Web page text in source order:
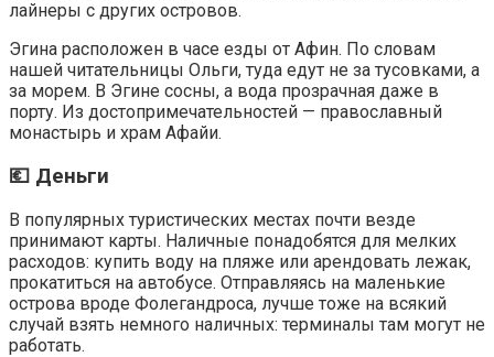
лайнеры с других островов.
Эгина расположен в часе езды от Афин. По словам
нашей читательницы Ольги, туда едут не за тусовками, а
за морем. В Эгине сосны, а вода прозрачная даже в
порту. Из достопримечательностей — православный
монастырь и храм Афайи.
💶 Деньги
В популярных туристических местах почти везде
принимают карты. Наличные понадобятся для мелких
расходов: купить воду на пляже или арендовать лежак,
прокатиться на автобусе. Отправляясь на маленькие
острова вроде Фолегандроса, лучше тоже на всякий
случай взять немного наличных: терминалы там могут не
работать.